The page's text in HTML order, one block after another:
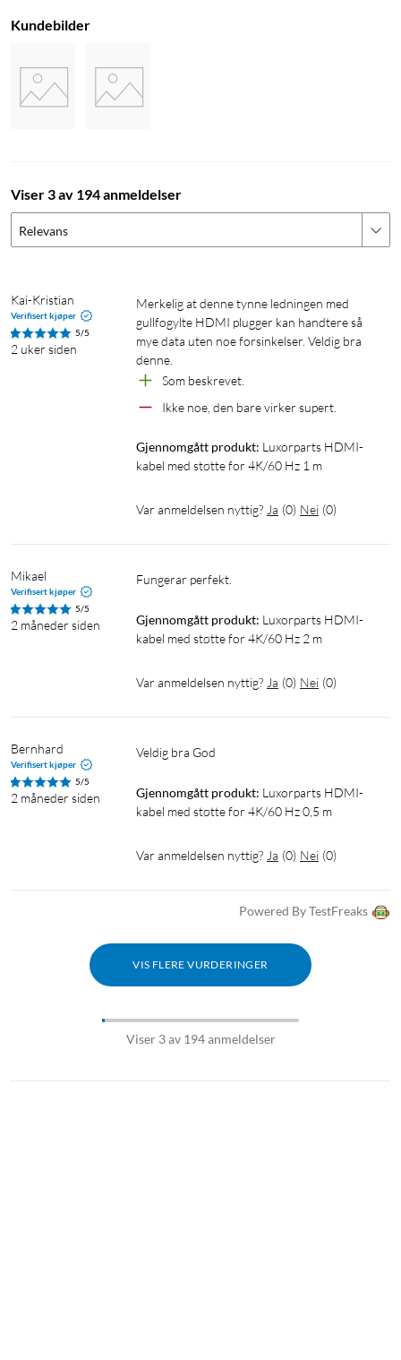
Kundebilder
Viser 3 av 194 anmeldelser
Relevans
Kai-Kristian
Verifisert kjøper
5/5
2 uker siden
Merkelig at denne tynne ledningen med
gullfogylte HDMI plugger kan handtere så
mye data uten noe forsinkelser. Veldig bra
denne.
Som beskrevet.
Ikke noe, den bare virker supert.
Gjennomgått produkt: Luxorparts HDMI-
kabel med støtte for 4K/60 Hz 1 m
Var anmeldelsen nyttig? Ja (0) Nei (0)
Mikael
Verifisert kjøper
5/5
2 måneder siden
Fungerar perfekt.
Gjennomgått produkt: Luxorparts HDMI-
kabel med støtte for 4K/60 Hz 2 m
Var anmeldelsen nyttig? Ja (0) Nei (0)
Bernhard
Verifisert kjøper
5/5
2 måneder siden
Veldig bra God
Gjennomgått produkt: Luxorparts HDMI-
kabel med støtte for 4K/60 Hz 0,5 m
Var anmeldelsen nyttig? Ja (0) Nei (0)
Powered By TestFreaks
VIS FLERE VURDERINGER
Viser 3 av 194 anmeldelser